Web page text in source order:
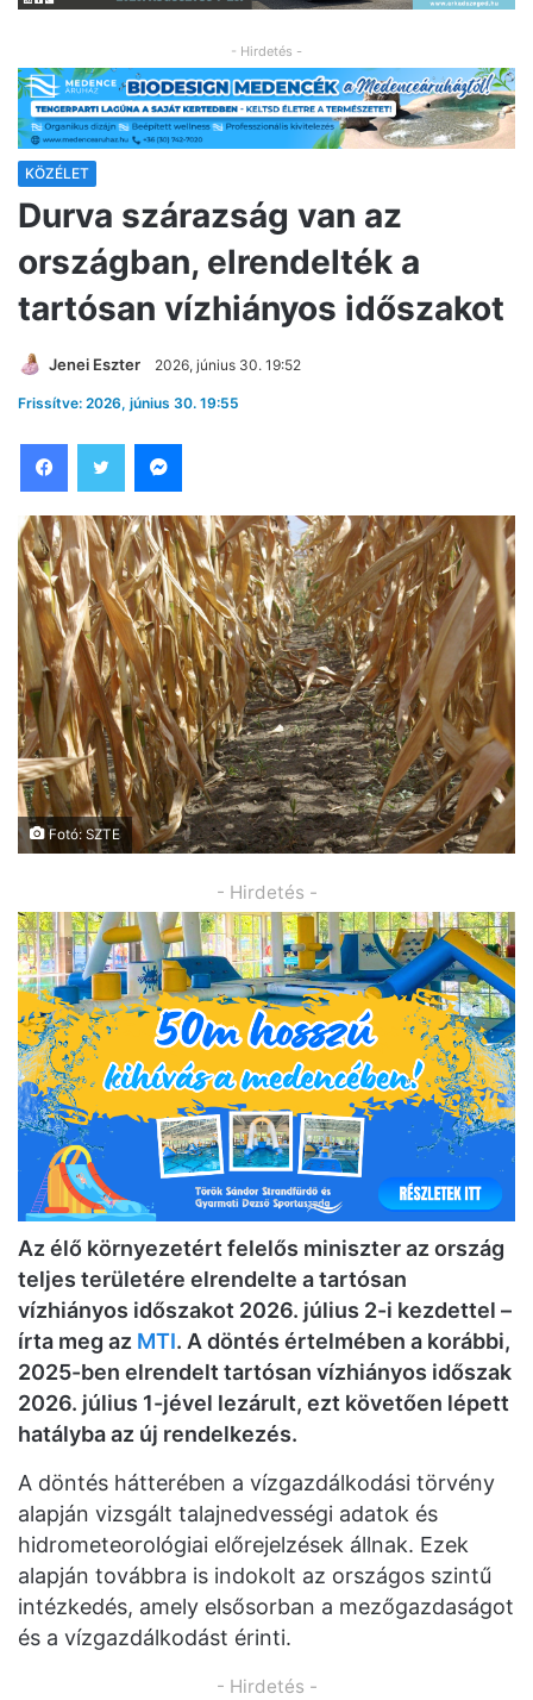
- Hirdetés -
KÖZÉLET
Durva szárazság van az
országban, elrendelték a
tartósan vízhiányos időszakot
Jenei Eszter 2026, június 30. 19:52
Frissítve: 2026, június 30. 19:55
Fotó: SZTE
- Hirdetés -
Az élő környezetért felelős miniszter az ország
teljes területére elrendelte a tartósan
vízhiányos időszakot 2026. július 2-i kezdettel –
írta meg az MTI. A döntés értelmében a korábbi,
2025-ben elrendelt tartósan vízhiányos időszak
2026. július 1-jével lezárult, ezt követően lépett
hatályba az új rendelkezés.
A döntés hátterében a vízgazdálkodási törvény
alapján vizsgált talajnedvességi adatok és
hidrometeorológiai előrejelzések állnak. Ezek
alapján továbbra is indokolt az országos szintű
intézkedés, amely elsősorban a mezőgazdaságot
és a vízgazdálkodást érinti.
- Hirdetés -